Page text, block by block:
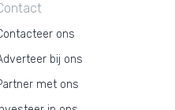
ons
bij ons
met ons